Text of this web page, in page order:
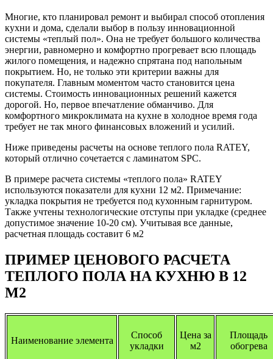
Многие, кто планировал ремонт и выбирал способ отопления
кухни и дома, сделали выбор в пользу инновационной
системы «теплый пол». Она не требует большого количества
энергии, равномерно и комфортно прогревает всю площадь
жилого помещения, и надежно спрятана под напольным
покрытием. Но, не только эти критерии важны для
покупателя. Главным моментом часто становится цена
системы. Стоимость инновационных решений кажется
дорогой. Но, первое впечатление обманчиво. Для
комфортного микроклимата на кухне в холодное время года
требует не так много финансовых вложений и усилий.
Ниже приведены расчеты на основе теплого пола RATEY,
который отлично сочетается с ламинатом SPC.
В примере расчета системы «теплого пола» RATEY
используются показатели для кухни 12 м2. Примечание:
укладка покрытия не требуется под кухонным гарнитуром.
Также учтены технологические отступы при укладке (среднее
допустимое значение 10-20 см). Учитывая все данные,
расчетная площадь составит 6 м2
ПРИМЕР ЦЕНОВОГО РАСЧЕТА
ТЕПЛОГО ПОЛА НА КУХНЮ В 12
М2
Наименование элемента
Способ
укладки
Цена за
м2
Площадь
обогрева